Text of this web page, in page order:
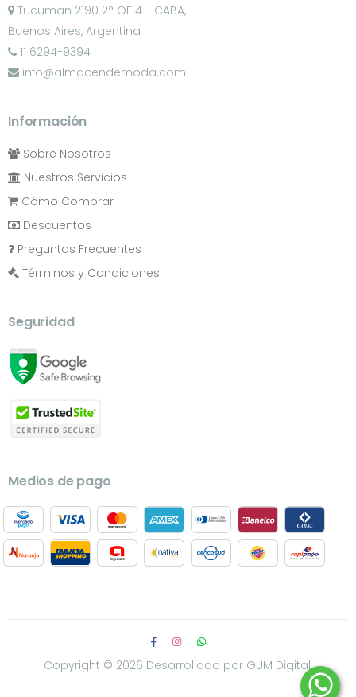
Tucuman 2190 2° OF 4 - CABA,
Buenos Aires, Argentina
11 6294-9394
info@almacendemoda.com
Información
Sobre Nosotros
Nuestros Servicios
Cómo Comprar
Descuentos
Preguntas Frecuentes
Términos y Condiciones
Seguridad
Medios de pago
Copyright © 2026 Desarrollado por GUM Digital.